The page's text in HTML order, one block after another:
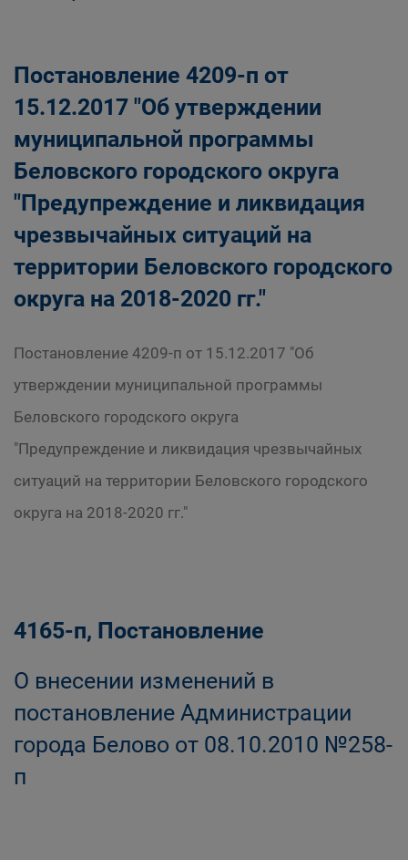
Постановление 4209-п от
15.12.2017 "Об утверждении
муниципальной программы
Беловского городского округа
"Предупреждение и ликвидация
чрезвычайных ситуаций на
территории Беловского городского
округа на 2018-2020 гг."
Постановление 4209-п от 15.12.2017 "Об
утверждении муниципальной программы
Беловского городского округа
"Предупреждение и ликвидация чрезвычайных
ситуаций на территории Беловского городского
округа на 2018-2020 гг."
4165-п, Постановление
О внесении изменений в
постановление Администрации
города Белово от 08.10.2010 №258-
п